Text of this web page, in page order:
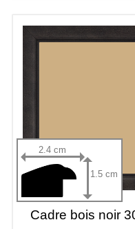
2.4 cm
1.5 cm
Cadre bois noir